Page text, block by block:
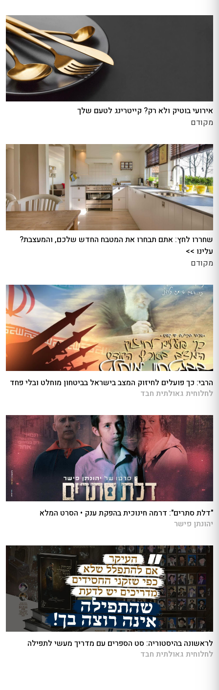
אירועי בוטיק ולא רק? קייטרינג לטעם שלך
מקודם
שחררו לחץ: אתם תבחרו את המטבח החדש שלכם, והמעצבת?
עלינו >>
מקודם
הרבי: כך פועלים לחיזוק המצב בישראל בביטחון מוחלט ובלי פחד
לחלוחית גאולתית חבד
"דלת סתרים": דרמה חינוכית בהפקת ענק • הסרט המלא
יהונתן פישר
לראשונה בהיסטוריה: סט הספרים עם מדריך מעשי לתפילה
לחלוחית גאולתית חבד